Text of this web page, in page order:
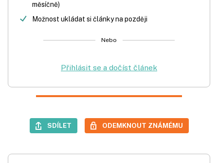
měsíčně)
Možnost ukládat si články na později
Nebo
Přihlásit se a dočíst článek
SDÍLET ODEMKNOUT ZNÁMÉMU